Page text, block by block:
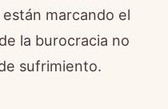
marcando el
la burocracia no
sufrimiento.